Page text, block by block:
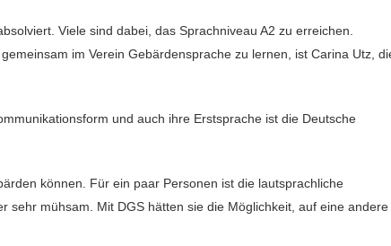
Viele sind dabei, das Sprachniveau A2 zu erreichen.
im Verein Gebärdensprache zu lernen, ist Carina Utz,
und auch ihre Erstsprache ist die Deutsche
können. Für ein paar Personen ist die lautsprachliche
sehr mühsam. Mit DGS hätten sie die Möglichkeit, auf eine andere